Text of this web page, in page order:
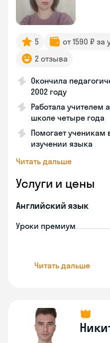
5 от 1590 ₽ за
2 отзыва
Окончила
2002 году
Работала учителем
школе четыре года
Помогает ученикам
изучении языка
Читать дальше
Услуги и цены
Английский язык
Уроки премиум
Читать дальше